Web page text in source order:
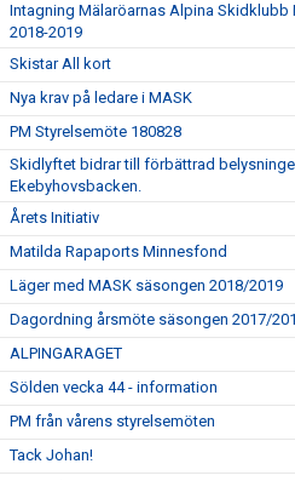
Intagning Mälaröarnas Alpina Skidklubb
2018-2019
Skistar All kort
Nya krav på ledare i MASK
PM Styrelsemöte 180828
Skidlyftet bidrar till förbättrad
Ekebyhovsbacken.
Årets Initiativ
Matilda Rapaports Minnesfond
Läger med MASK säsongen 2018/2019
Dagordning årsmöte säsongen 2017/
ALPINGARAGET
Sölden vecka 44 - information
PM från vårens styrelsemöten
Tack Johan!